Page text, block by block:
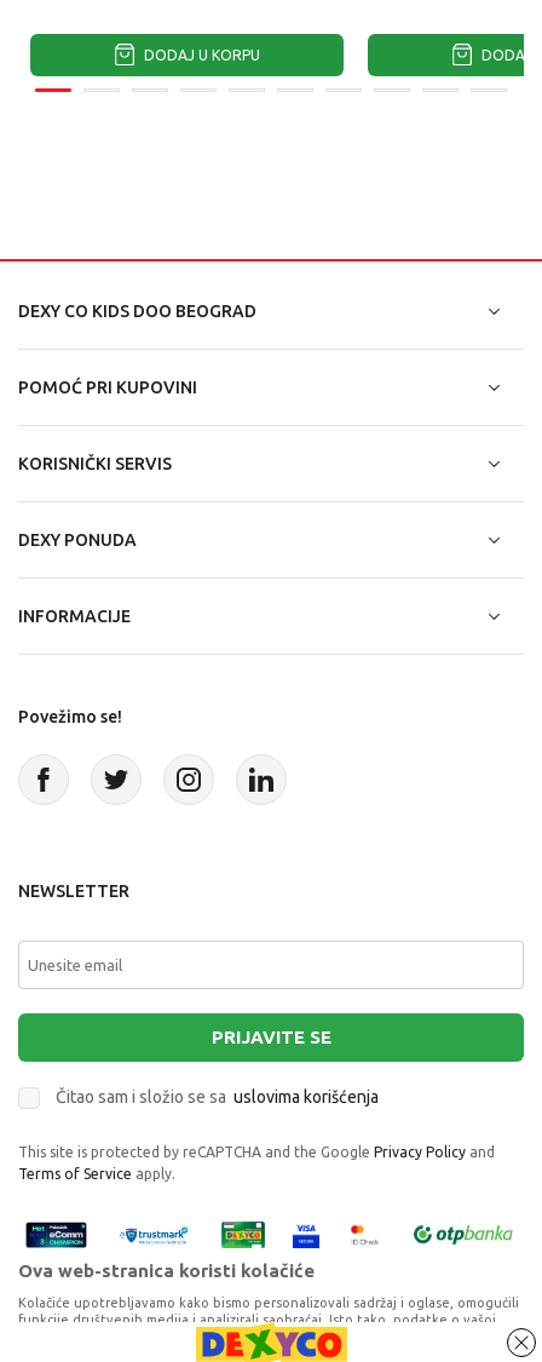
DODAJ U KORPU DODAJ
DEXY CO KIDS DOO BEOGRAD
POMOĆ PRI KUPOVINI
KORISNIČKI SERVIS
DEXY PONUDA
INFORMACIJE
Povežimo se!
NEWSLETTER
PRIJAVITE SE
Čitao sam i složio se sa uslovima korišćenja
This site is protected by reCAPTCHA and the Google Privacy Policy and
Terms of Service apply.
Ova web-stranica koristi kolačiće
Kolačiće upotrebljavamo kako bismo personalizovali sadržaj i oglase, omogućili
funkcije društvenih medija i analizirali saobraćaj. Isto tako, podatke o vašoj
upotrebi naše web-lokacije delimo s partnerima za društvene medije,
oglašavanje i analizu, a oni ih mogu kombinovati s drugim podacima koje ste im